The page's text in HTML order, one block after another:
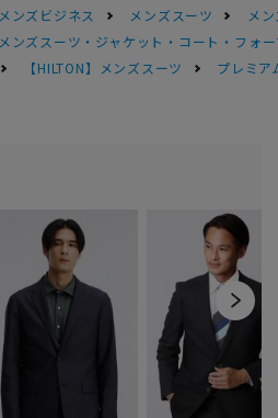
メンズビジネス メンズスーツ
メ
メンズスーツ・ジャケット・コート・フォ
【HILTON】メンズスーツ プレミア